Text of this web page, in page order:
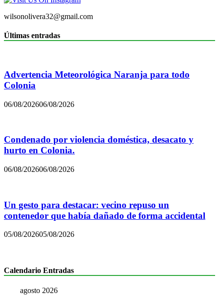
wilsonolivera32@gmail.com
Últimas entradas
Advertencia Meteorológica Naranja para todo
Colonia
06/08/202606/08/2026
Condenado por violencia doméstica, desacato y
hurto en Colonia.
06/08/202606/08/2026
Un gesto para destacar: vecino repuso un
contenedor que había dañado de forma accidental
05/08/202605/08/2026
Calendario Entradas
agosto 2026